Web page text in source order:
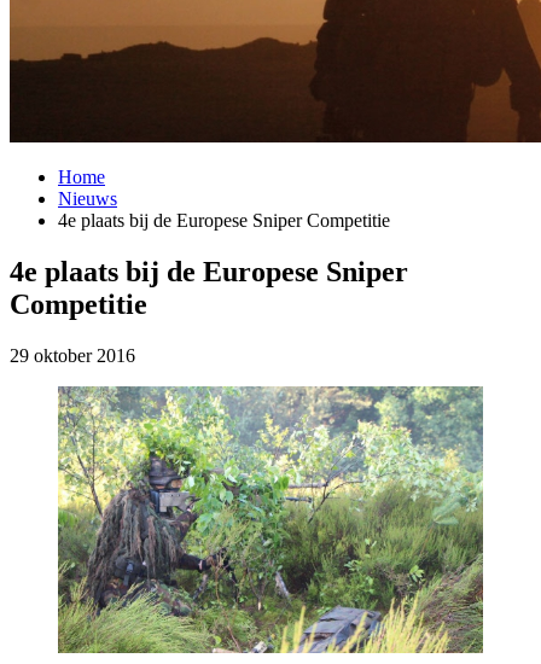
Home
Nieuws
4e plaats bij de Europese Sniper Competitie
4e plaats bij de Europese Sniper
Competitie
29 oktober 2016